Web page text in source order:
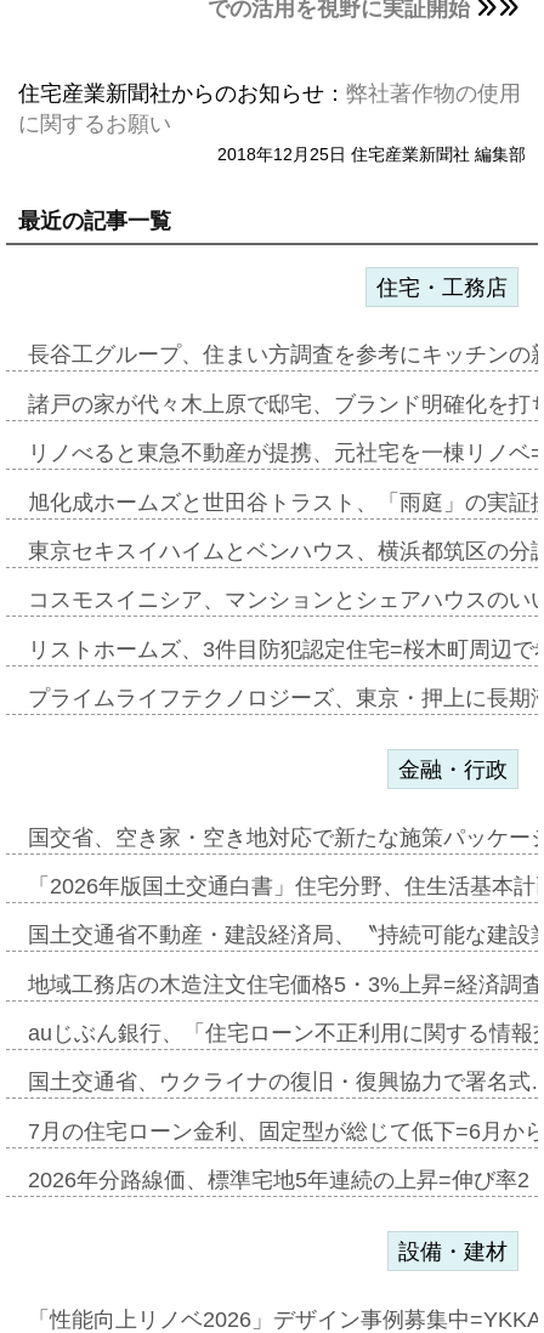
での活用を視野に実証開始
住宅産業新聞社からのお知らせ： 弊社著作物の使用
に関するお願い
2018年12月25日 住宅産業新聞社 編集部
最近の記事一覧
住宅・工務店
長谷工グループ、住まい方調査を参考にキッチン
諸戸の家が代々木上原で邸宅、ブランド明確化を
リノべると東急不動産が提携、元社宅を一棟リノ
旭化成ホームズと世田谷トラスト、「雨庭」の実
東京セキスイハイムとベンハウス、横浜都筑区の
コスモスイニシア、マンションとシェアハウスの
リストホームズ、3件目防犯認定住宅=桜木町周辺
プライムライフテクノロジーズ、東京・押上に長
金融・行政
国交省、空き家・空き地対応で新たな施策パッケ
「2026年版国土交通白書」住宅分野、住生活基本
国土交通省不動産・建設経済局、〝持続可能な建
地域工務店の木造注文住宅価格5・3%上昇=経済調
auじぶん銀行、「住宅ローン不正利用に関する情
国土交通省、ウクライナの復旧・復興協力で署名
7月の住宅ローン金利、固定型が総じて低下=6月か
2026年分路線価、標準宅地5年連続の上昇=伸び率
設備・建材
「性能向上リノベ2026」デザイン事例募集中